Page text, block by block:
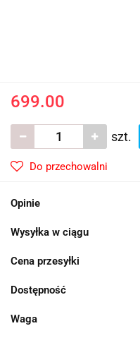
699.00
szt.
Do przechowalni
Opinie
Wysyłka w ciągu
Cena przesyłki
Dostępność
Waga